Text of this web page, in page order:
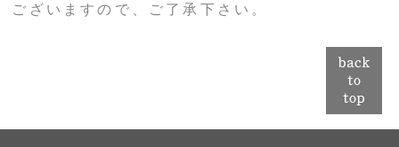
ございますので、ご了承下さい。